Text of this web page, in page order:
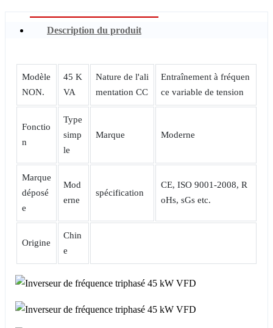
Description du produit
Modèle
NON.
45 K
VA
Nature de l'ali
mentation CC
Entraînement à fréquen
ce variable de tension
Fonctio
n
Type
simp
le
Marque Moderne
Marque
déposé
e
Mod
erne
spécification
CE, ISO 9001-2008, R
oHs, sGs etc.
Origine
Chin
e